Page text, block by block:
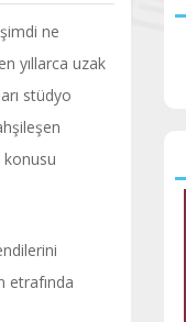
ne
yıllarca uzak
stüdyo
konusu
etrafında